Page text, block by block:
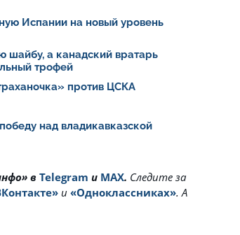
Испании на новый уровень
шайбу, а канадский вратарь
трофей
против ЦСКА
над владикавказской
в Telegram и MAX. Cледите за
и «Одноклассниках». А